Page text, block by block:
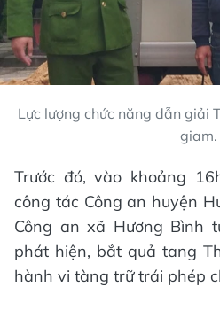
Lực lượng chức năng dẫn giải
giam.
Trước đó, vào khoảng
công tác Công an huyện
Công an xã Hương Bình
phát hiện, bắt quả tang
hành vi tàng trữ trái phép